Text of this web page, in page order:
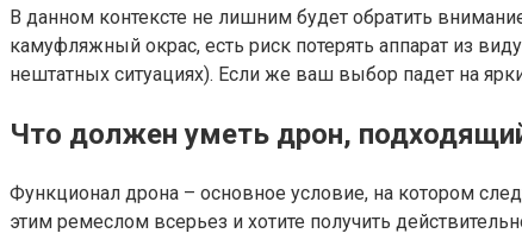
В данном контексте не лишним будет обратить
камуфляжный окрас, есть риск потерять аппарат из
нештатных ситуациях). Если же ваш выбор падет на
Что должен уметь дрон,
Функционал дрона – основное условие, на котором
этим ремеслом всерьез и хотите получить